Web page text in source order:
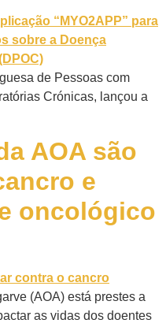
de Pessoas com
Crónicas, lançou a
AOA são
e
oncológico
(AOA) está prestes a
as vidas dos doentes